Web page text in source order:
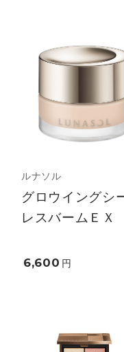
ルナソル
グロウイングシ
レスバームＥＸ
6,600 円